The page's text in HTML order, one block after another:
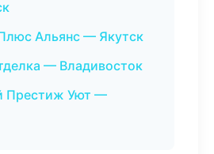
Альянс — Якутск
— Владивосток
Престиж Уют —